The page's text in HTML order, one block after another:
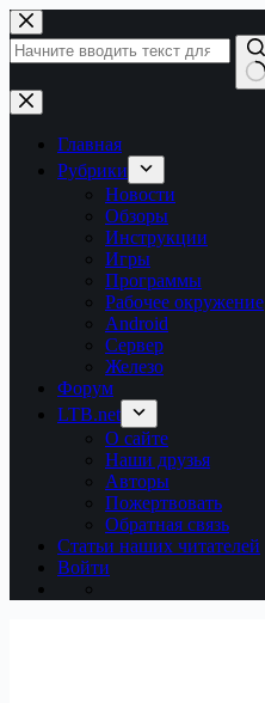
Перейти
к
сути
Ничего
не
найденоГлавная
Рубрики
Новости
Обзоры
Инструкции
Игры
Программы
Рабочее окружение
Android
Сервер
Железо
Форум
LTB.net
О сайте
Наши друзья
Авторы
Пожертвовать
Обратная связь
Статьи наших читателей
Войти